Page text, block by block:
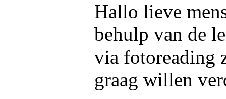
Hallo lieve
behulp van de
via fotoreading
graag willen